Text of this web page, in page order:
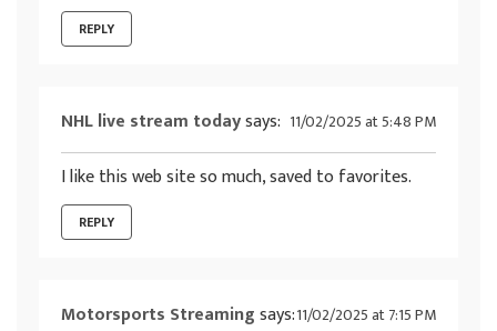
REPLY
NHL live stream todaysays: 11/02/2025 at 5:48 PM
I like this web site so much, saved to favorites.
REPLY
Motorsports Streamingsays:11/02/2025 at 7:15 PM